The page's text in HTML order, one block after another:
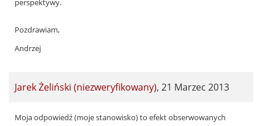
perspektywy.
Pozdrawiam,
Andrzej
Jarek Żeliński (niezweryfikowany), 21 Marzec 2013
In
Moja odpowiedź (moje stanowisko) to efekt obserwowanych